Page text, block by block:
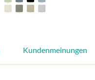
Kundenmeinungen